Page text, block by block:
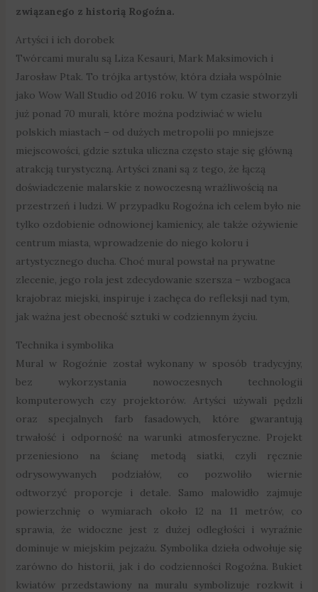
związanego z historią Rogoźna.
Artyści i ich dorobek
Twórcami muralu są Liza Kesauri, Mark Maksimovich i
Jarosław Ptak. To trójka artystów, która działa wspólnie
jako Wow Wall Studio od 2016 roku. W tym czasie stworzyli
już ponad 70 murali, które można podziwiać w wielu
polskich miastach – od dużych metropolii po mniejsze
miejscowości, gdzie sztuka uliczna często staje się główną
atrakcją turystyczną. Artyści znani są z tego, że łączą
doświadczenie malarskie z nowoczesną wrażliwością na
przestrzeń i ludzi. W przypadku Rogoźna ich celem było nie
tylko ozdobienie odnowionej kamienicy, ale także ożywienie
centrum miasta, wprowadzenie do niego koloru i
artystycznego ducha. Choć mural powstał na prywatne
zlecenie, jego rola jest zdecydowanie szersza – wzbogaca
krajobraz miejski, inspiruje i zachęca do refleksji nad tym,
jak ważna jest obecność sztuki w codziennym życiu.
Technika i symbolika
Mural w Rogoźnie został wykonany w sposób tradycyjny,
bez wykorzystania nowoczesnych technologii
komputerowych czy projektorów. Artyści używali pędzli
oraz specjalnych farb fasadowych, które gwarantują
trwałość i odporność na warunki atmosferyczne. Projekt
przeniesiono na ścianę metodą siatki, czyli ręcznie
odrysowywanych podziałów, co pozwoliło wiernie
odtworzyć proporcje i detale. Samo malowidło zajmuje
powierzchnię o wymiarach około 12 na 11 metrów, co
sprawia, że widoczne jest z dużej odległości i wyraźnie
dominuje w miejskim pejzażu. Symbolika dzieła odwołuje się
zarówno do historii, jak i do codzienności Rogoźna. Bukiet
kwiatów przedstawiony na muralu symbolizuje rozkwit i